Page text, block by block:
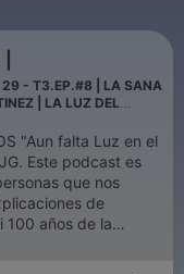
29 - T3.EP.#8 | LA SANA
| LA LUZ DEL
"Aun falta Luz en el
Este podcast es
que nos
de
100 años de la
escucharas